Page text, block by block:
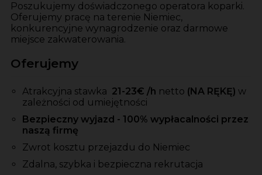
Poszukujemy doświadczonego operatora koparki.
Oferujemy pracę na terenie Niemiec,
konkurencyjne wynagrodzenie oraz darmowe
miejsce zakwaterowania.
Oferujemy
Atrakcyjna stawka 21-23€ /h netto (NA RĘKĘ) w
zależności od umiejętności
Bezpieczny wyjazd - 100% wypłacalności przez
naszą firmę
Zwrot kosztu przejazdu do Niemiec
Zdalna, szybka i bezpieczna rekrutacja